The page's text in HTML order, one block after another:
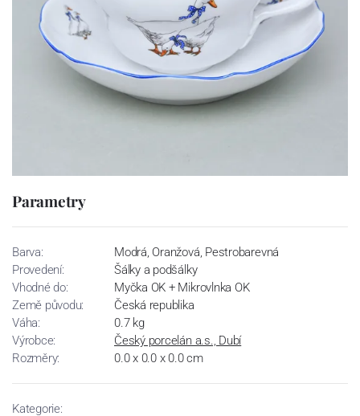
Parametry
Barva:
Modrá, Oranžová, Pestrobarevná
Provedení:
Šálky a podšálky
Vhodné do:
Myčka OK + Mikrovlnka OK
Země původu:
Česká republika
Váha:
0.7 kg
Výrobce:
Český porcelán a.s., Dubí
Rozměry:
0.0 x 0.0 x 0.0 cm
Kategorie: